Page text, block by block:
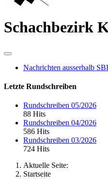
Schachbezirk
Nachrichten ausserhalb
Letzte Rundschreiben
Rundschreiben 05/2026
88 Hits
Rundschreiben 04/2026
586 Hits
Rundschreiben 03/2026
724 Hits
Aktuelle Seite:
Startseite